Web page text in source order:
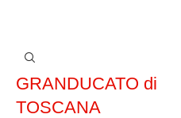
GRANDUCATO di
TOSCANA